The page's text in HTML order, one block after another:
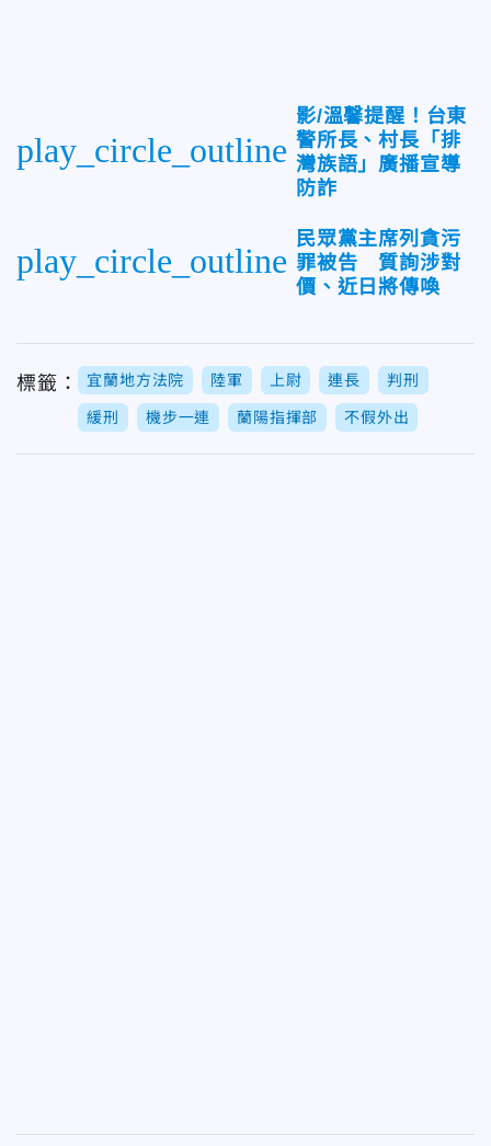
play_circle_outline
影/溫馨提醒！台東
警所長、村長「排
灣族語」廣播宣導
防詐
play_circle_outline
民眾黨主席列貪污
罪被告 質詢涉對
價、近日將傳喚
標籤： 宜蘭地方法院 陸軍 上尉 連長 判刑
緩刑 機步一連 蘭陽指揮部 不假外出